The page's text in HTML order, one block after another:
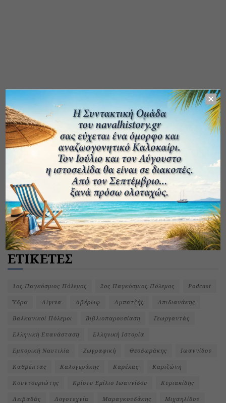
ΕΤΙΚΕΤΕΣ
1ος Παγκόσμιος Πόλεμος 2ος Παγκόσμιος Πόλεμος Podcast
Ύδρα Αίγινα Αβέρωφ Αμπατζής Απιδιανάκης
Βαλκανικοί Πόλεμοι Βιβλιοπαρουσίαση Γεωργαντάς
Ελληνική Επανάσταση Ελληνική Ιστορία
Εμπορική Ναυτιλία Ζωγραφική Θεοδωράκης Ιωαννίδου
Καθρέπτας Καλογεράκης Καρέλας Καριζώνη
Κουντουριώτης Κρίστυ Εμίλιο Ιωαννίδου Κυριακίδης
Λειβαδάς Λογοτεχνία Μαραγκουδάκης Μιχαηλίδου